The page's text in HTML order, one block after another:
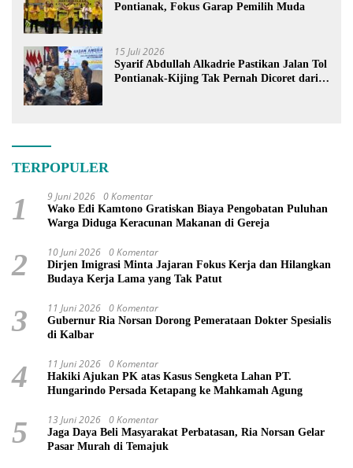
Pontianak, Fokus Garap Pemilih Muda
15 Juli 2026
Syarif Abdullah Alkadrie Pastikan Jalan Tol
Pontianak-Kijing Tak Pernah Dicoret dari
TERPOPULER
1 9 Juni 2026 0 Komentar
Wako Edi Kamtono Gratiskan Biaya Pengobatan Puluhan
Warga Diduga Keracunan Makanan di Gereja
2 10 Juni 2026 0 Komentar
Dirjen Imigrasi Minta Jajaran Fokus Kerja dan Hilangkan
Budaya Kerja Lama yang Tak Patut
3 11 Juni 2026 0 Komentar
Gubernur Ria Norsan Dorong Pemerataan Dokter Spesialis
di Kalbar
4 11 Juni 2026 0 Komentar
Hakiki Ajukan PK atas Kasus Sengketa Lahan PT.
Hungarindo Persada Ketapang ke Mahkamah Agung
5 13 Juni 2026 0 Komentar
Jaga Daya Beli Masyarakat Perbatasan, Ria Norsan Gelar
Pasar Murah di Temajuk